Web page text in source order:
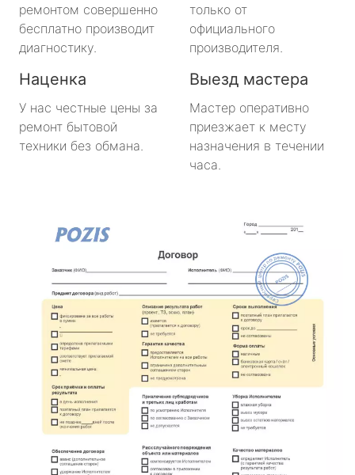
ремонтом совершенно
бесплатно производит
диагностику.
только от
официального
производителя.
Наценка
У нас честные цены за
ремонт бытовой
техники без обмана.
Выезд мастера
Мастер оперативно
приезжает к месту
назначения в течении
часа.